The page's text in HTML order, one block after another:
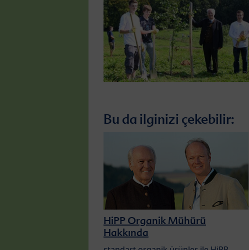
Bu da ilginizi çekebilir:
HiPP Organik Mühürü
Hakkında